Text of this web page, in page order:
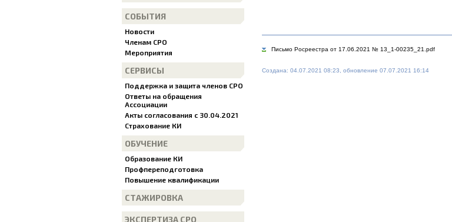
СОБЫТИЯ
Новости
Членам СРО
Мероприятия
СЕРВИСЫ
Поддержка и защита членов СРО
Ответы на обращения
Ассоциации
Акты согласования с 30.04.2021
Страхование КИ
ОБУЧЕНИЕ
Образование КИ
Профпереподготовка
Повышение квалификации
СТАЖИРОВКА
ЭКСПЕРТИЗА СРО
Письмо Росреестра от 17.06.2021 № 13_1-00235_21.pdf
Создана: 04.07.2021 08:23, обновление 07.07.2021 16:14